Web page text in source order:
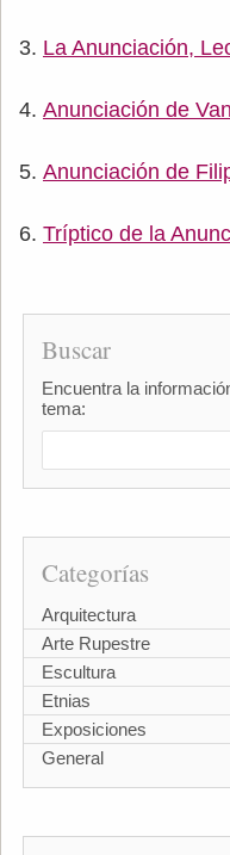
La Anunciación,
Anunciación de
Anunciación de
Tríptico de la
Buscar
Encuentra la
tema:
Categorías
Arquitectura
Arte Rupestre
Escultura
Etnias
Exposiciones
General